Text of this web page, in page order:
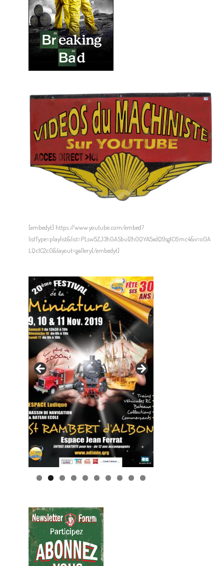
[embedyt] https://www.youtube.com/embed?
listType=playlist&list=PLsw5ZJ3hGASbul2h0QYA5xdQ9sg1C6mc4&v=o0A
LQc1C2c0&layout=gallery[/embedyt]